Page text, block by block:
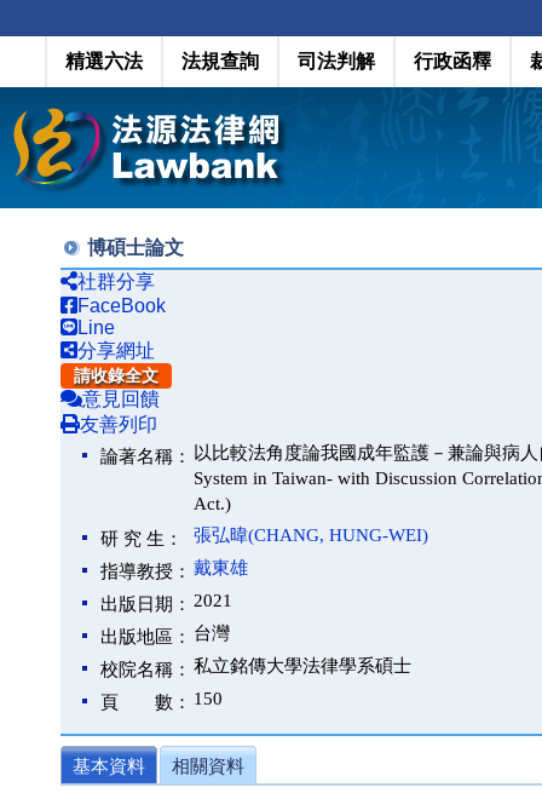
精選六法 法規查詢 司法判解 行政函釋
博碩士論文
社群分享
FaceBook
Line
分享網址
請收錄全文
意見回饋
友善列印
論著名稱：
以比較法角度論我國成年監護－兼論與病
System in Taiwan- with Discussion
Act.)
研 究 生：
張弘暐(CHANG, HUNG-WEI)
指導教授： 戴東雄
出版日期： 2021
出版地區： 台灣
校院名稱： 私立銘傳大學法律學系碩士
頁 數： 150
基本資料 相關資料